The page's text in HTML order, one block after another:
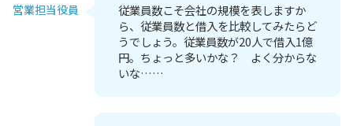
営業担当役員
従業員数こそ会社の規模を表しますか
ら、従業員数と借入を比較してみたらど
うでしょう。従業員数が20人で借入1億
円。ちょっと多いかな？ よく分からな
いな……